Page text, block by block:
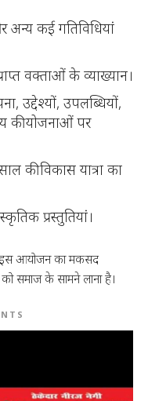
कई गतिविधियां
वक्ताओं के व्याख्यान।
उद्देश्यों, उपलब्धियों,
की योजनाओं पर
की विकास यात्रा का
प्रस्तुतियां।
आयोजन का मकसद
को समाज के सामने लाना है।